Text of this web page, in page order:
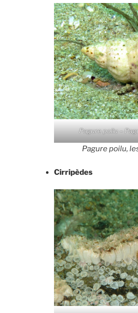
Pagure poilu –
Pagure poilu,
Cirripèdes